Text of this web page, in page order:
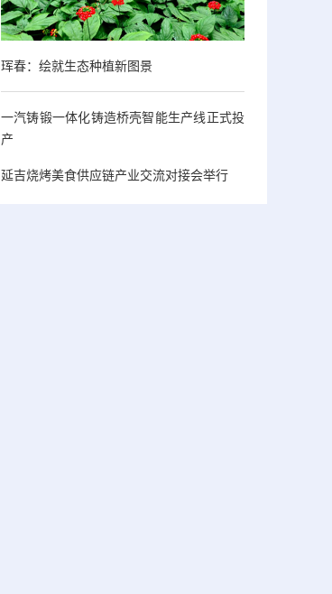
珲春：绘就生态种植新图景
一汽铸锻一体化铸造桥壳智能生产线正式投
产
延吉烧烤美食供应链产业交流对接会举行